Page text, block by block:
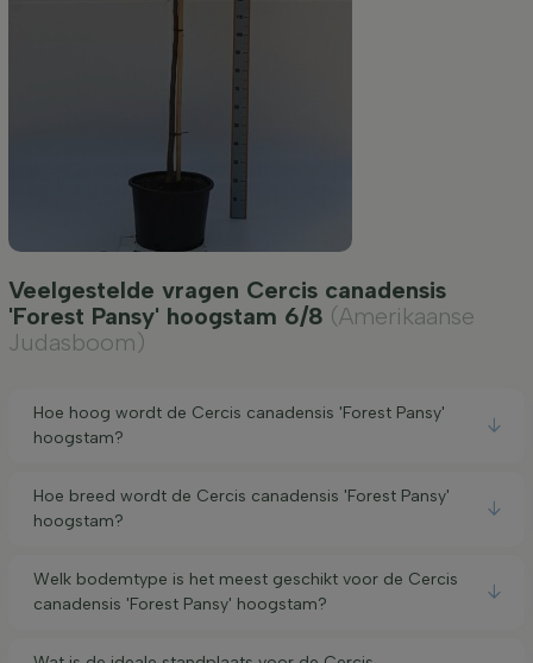
Veelgestelde vragen Cercis canadensis
'Forest Pansy' hoogstam 6/8 (Amerikaanse
Judasboom)
Hoe hoog wordt de Cercis canadensis 'Forest Pansy'
hoogstam?
Hoe breed wordt de Cercis canadensis 'Forest Pansy'
hoogstam?
Welk bodemtype is het meest geschikt voor de Cercis
canadensis 'Forest Pansy' hoogstam?